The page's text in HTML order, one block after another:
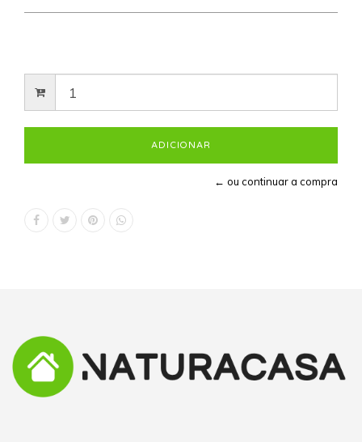
← ou continuar a compra